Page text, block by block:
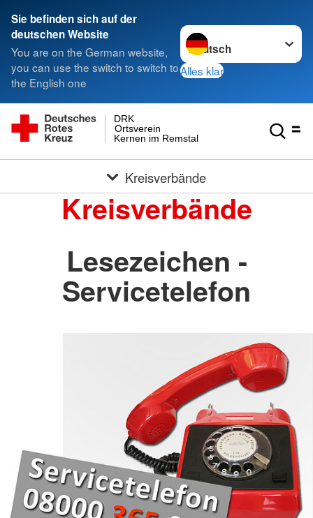
Sie befinden sich auf der
deutschen Website
You are on the German website,
you can use the switch to switch to
the English one
Sprache wechseln zu
Alles klar
Kernen im Remstal
Ortsverein
DRK
Kreisverbände
Kreisverbände
Lesezeichen -
Servicetelefon